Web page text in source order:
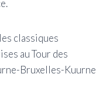
classiques
au Tour des
Bruxelles-Kuurne